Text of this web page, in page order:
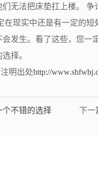
无法把床垫扛上楼。
现实中还是有一定的短
发生。看了这些，您一
择。
明出处http://
个不错的选择 下一